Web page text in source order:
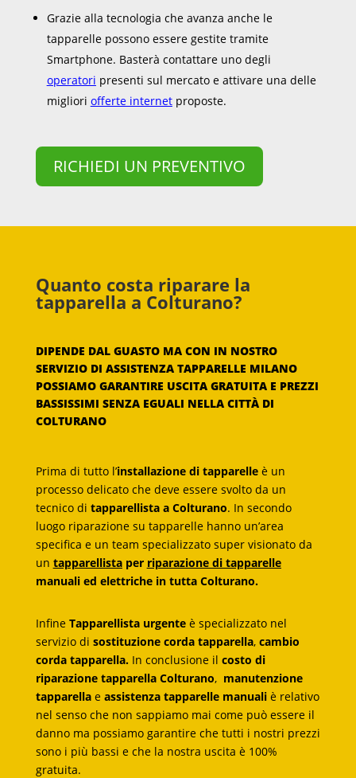
Grazie alla tecnologia che avanza anche le
tapparelle possono essere gestite tramite
Smartphone. Basterà contattare uno degli
operatori presenti sul mercato e attivare una delle
migliori offerte internetproposte.
RICHIEDI UN PREVENTIVO
Quanto costa riparare la
tapparella a Colturano?
DIPENDE DAL GUASTO MA CON IN NOSTRO
SERVIZIO DI ASSISTENZA TAPPARELLE MILANO
POSSIAMO GARANTIRE USCITA GRATUITA E PREZZI
BASSISSIMI SENZA EGUALI NELLA CITTÀ DI
COLTURANO
Prima di tutto l’installazione di tapparelle è un
processo delicato che deve essere svolto da un
tecnico di tapparellista a Colturano. In secondo
luogo riparazione su tapparelle hanno un’area
specifica e un team specializzato super visionato da
un tapparellistaper riparazione di tapparelle
manuali ed elettriche in tutta Colturano.
Infine Tapparellista urgenteè specializzato nel
servizio di sostituzione corda tapparella, cambio
corda tapparella. In conclusione il costo di
riparazione tapparella Colturano, manutenzione
tapparellae assistenza tapparelle manuali è relativo
nel senso che non sappiamo mai come può essere il
danno ma possiamo garantire che tutti i nostri prezzi
sono i più bassi e che la nostra uscita è 100%
gratuita.